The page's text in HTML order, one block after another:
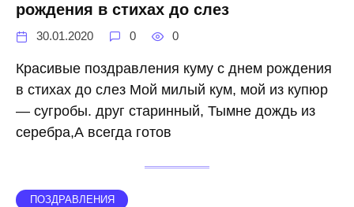
рождения в стихах до слез
30.01.2020 0 0
Красивые поздравления куму с днем рождения
в стихах до слез Мой милый кум, мой из купюр
— сугробы. друг старинный, Тымне дождь из
серебра,А всегда готов
ПОЗДРАВЛЕНИЯ